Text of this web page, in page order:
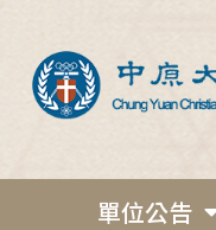
單位公告